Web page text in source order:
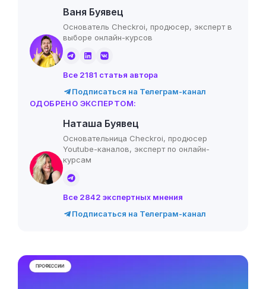
Ваня Буявец
Основатель Checkroi, продюсер, эксперт в
выборе онлайн-курсов
Все 2181 статья автора
Подписаться на Телеграм-канал
ОДОБРЕНО ЭКСПЕРТОМ:
Наташа Буявец
Основательница Checkroi, продюсер
Youtube-каналов, эксперт по онлайн-
курсам
Все 2842 экспертных мнения
Подписаться на Телеграм-канал